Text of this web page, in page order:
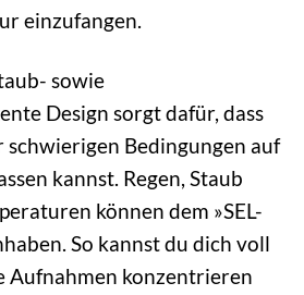
einzufangen.
sowie
Design sorgt dafür, dass
schwierigen Bedingungen auf
kannst. Regen, Staub
können dem »SEL-
So kannst du dich voll
Aufnahmen konzentrieren